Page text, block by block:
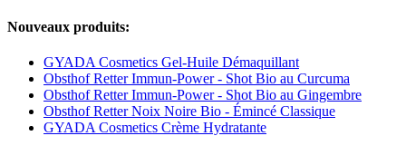
Nouveaux produits:
GYADA Cosmetics Gel-Huile Démaquillant
Obsthof Retter Immun-Power - Shot Bio au Curcuma
Obsthof Retter Immun-Power - Shot Bio au Gingembre
Obsthof Retter Noix Noire Bio - Émincé Classique
GYADA Cosmetics Crème Hydratante